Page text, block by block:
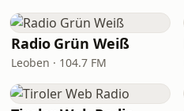
Radio Grün Weiß
Leoben · 104.7 FM